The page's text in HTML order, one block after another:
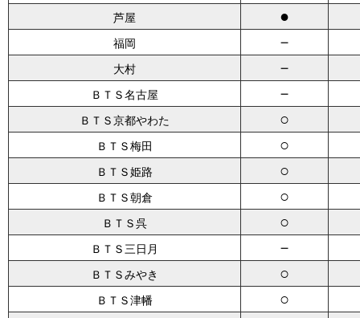
芦屋 ●
福岡 －
大村 －
ＢＴＳ名古屋 －
ＢＴＳ京都やわた ○
ＢＴＳ梅田 ○
ＢＴＳ姫路 ○
ＢＴＳ朝倉 ○
ＢＴＳ呉 ○
ＢＴＳ三日月 －
ＢＴＳみやき ○
ＢＴＳ津幡 ○